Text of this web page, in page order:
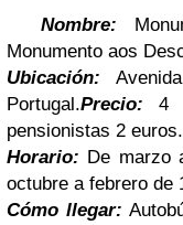
Nombre:
Monumento aos
Ubicación:
Portugal.Precio:
4
pensionistas 2 euros.
Horario: De marzo
octubre a febrero de
Cómo llegar: